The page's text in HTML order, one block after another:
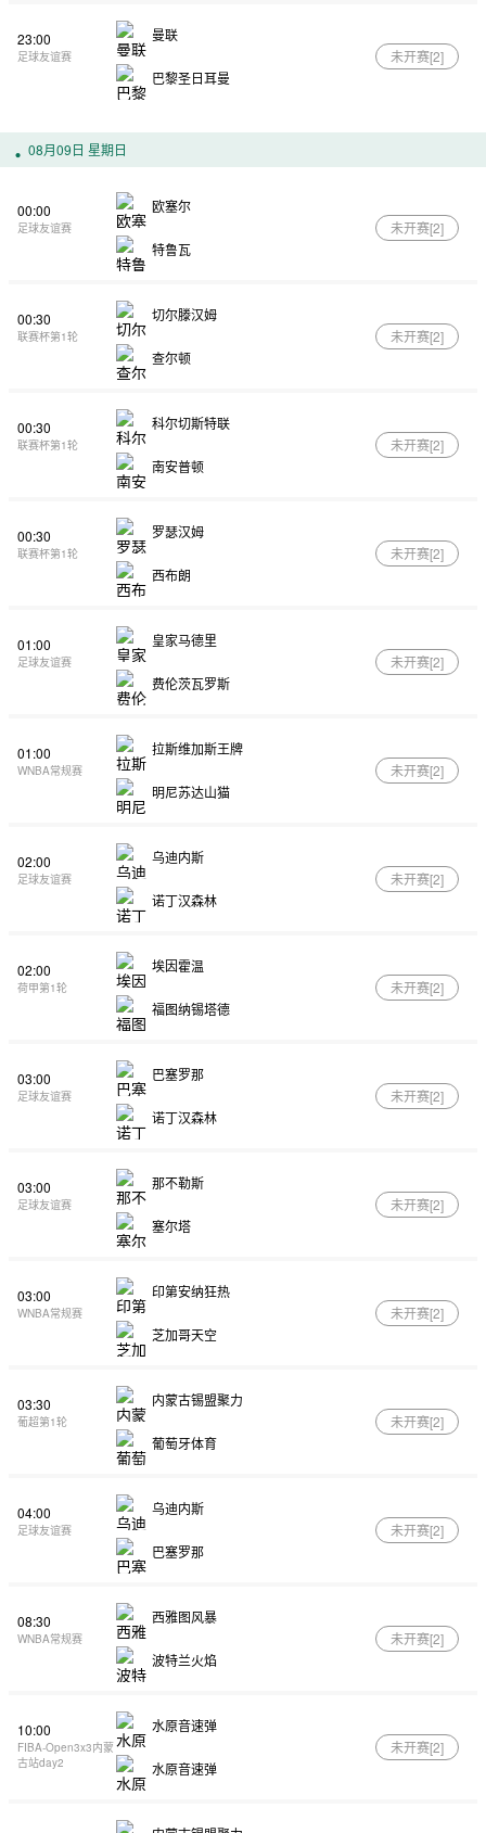
23:00
足球友谊赛
曼联
巴黎圣日耳曼
未开赛[2]
08月09日 星期日
00:00
足球友谊赛
欧塞尔
特鲁瓦
未开赛[2]
00:30
联赛杯第1轮
切尔滕汉姆
查尔顿
未开赛[2]
00:30
联赛杯第1轮
科尔切斯特联
南安普顿
未开赛[2]
00:30
联赛杯第1轮
罗瑟汉姆
西布朗
未开赛[2]
01:00
足球友谊赛
皇家马德里
费伦茨瓦罗斯
未开赛[2]
01:00
WNBA常规赛
拉斯维加斯王牌
明尼苏达山猫
未开赛[2]
02:00
足球友谊赛
乌迪内斯
诺丁汉森林
未开赛[2]
02:00
荷甲第1轮
埃因霍温
福图纳锡塔德
未开赛[2]
03:00
足球友谊赛
巴塞罗那
诺丁汉森林
未开赛[2]
03:00
足球友谊赛
那不勒斯
塞尔塔
未开赛[2]
03:00
WNBA常规赛
印第安纳狂热
芝加哥天空
未开赛[2]
03:30
葡超第1轮
内蒙古锡盟聚力
葡萄牙体育
未开赛[2]
04:00
足球友谊赛
乌迪内斯
巴塞罗那
未开赛[2]
08:30
WNBA常规赛
西雅图风暴
波特兰火焰
未开赛[2]
10:00
FIBA-Open3x3内蒙
古站day2
水原音速弹
水原音速弹
未开赛[2]